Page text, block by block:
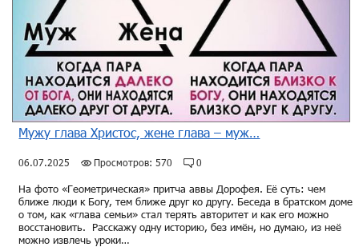
Мужу глава Христос, жене глава – муж…
06.07.2025 Просмотров: 570 0
На фото «Геометрическая» притча аввы Дорофея. Её суть: чем
ближе люди к Богу, тем ближе друг ко другу. Беседа в братском доме
о том, как «глава семьи» стал терять авторитет и как его можно
восстановить. Расскажу одну историю, без имён, но думаю, из неё
можно извлечь уроки…